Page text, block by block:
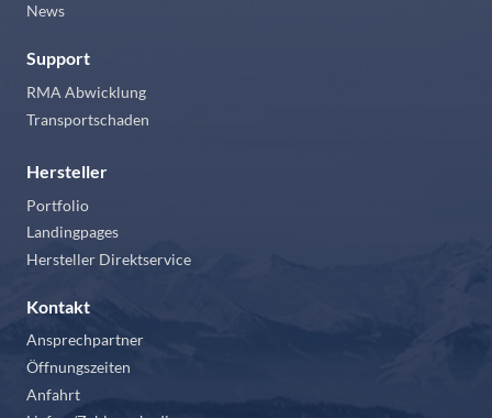
News
Support
RMA Abwicklung
Transportschaden
Hersteller
Portfolio
Landingpages
Hersteller Direktservice
Kontakt
Ansprechpartner
Öffnungszeiten
Anfahrt